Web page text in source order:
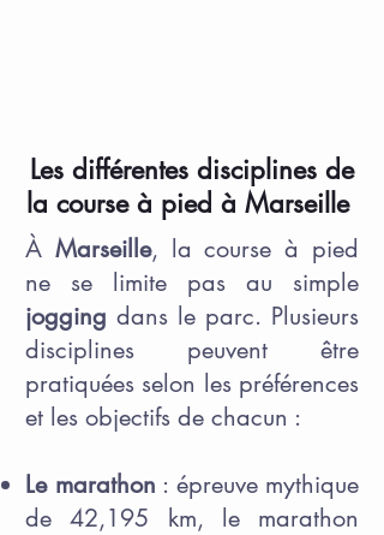
Les différentes disciplines de
la course à pied à Marseille
À Marseille, la course à pied
ne se limite pas au simple
jogging dans le parc. Plusieurs
disciplines peuvent être
pratiquées selon les préférences
et les objectifs de chacun :
Le marathon : épreuve mythique
de 42,195 km, le marathon